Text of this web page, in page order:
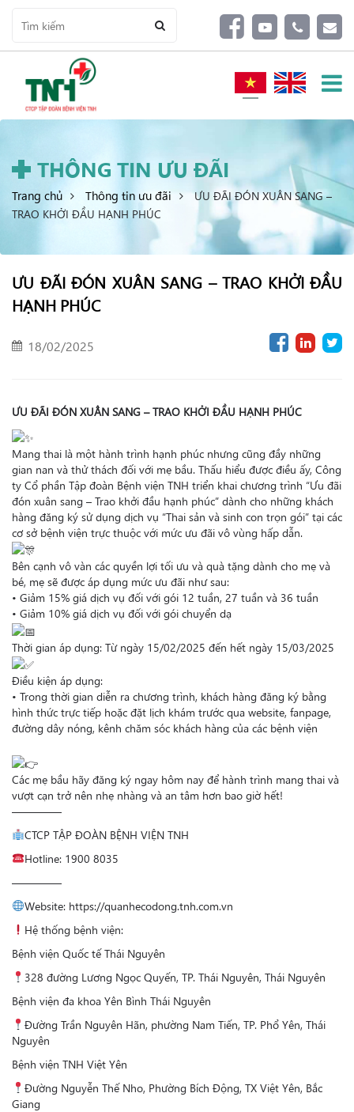
THÔNG TIN ƯU ĐÃI
Trang chủ Thông tin ưu đãi
ƯU ĐÃI ĐÓN XUÂN SANG –
TRAO KHỞI ĐẦU HẠNH PHÚC
ƯU ĐÃI ĐÓN XUÂN SANG – TRAO KHỞI ĐẦU
HẠNH PHÚC
18/02/2025
ƯU ĐÃI ĐÓN XUÂN SANG – TRAO KHỞI ĐẦU HẠNH PHÚC
Mang thai là một hành trình hạnh phúc nhưng cũng đầy những
gian nan và thử thách đối với mẹ bầu. Thấu hiểu được điều ấy, Công
ty Cổ phần Tập đoàn Bệnh viện TNH triển khai chương trình “Ưu đãi
đón xuân sang – Trao khởi đầu hạnh phúc” dành cho những khách
hàng đăng ký sử dụng dịch vụ “Thai sản và sinh con trọn gói” tại các
cơ sở bệnh viện trực thuộc với mức ưu đãi vô vùng hấp dẫn.
Bên cạnh vô vàn các quyền lợi tối ưu và quà tặng dành cho mẹ và
bé, mẹ sẽ được áp dụng mức ưu đãi như sau:
• Giảm 15% giá dịch vụ đối với gói 12 tuần, 27 tuần và 36 tuần
• Giảm 10% giá dịch vụ đối với gói chuyển dạ
Thời gian áp dụng: Từ ngày 15/02/2025 đến hết ngày 15/03/2025
Điều kiện áp dụng:
• Trong thời gian diễn ra chương trình, khách hàng đăng ký bằng
hình thức trực tiếp hoặc đặt lịch khám trước qua website, fanpage,
đường dây nóng, kênh chăm sóc khách hàng của các bệnh viện
Các mẹ bầu hãy đăng ký ngay hôm nay để hành trình mang thai và
vượt cạn trở nên nhẹ nhàng và an tâm hơn bao giờ hết!
————–
CTCP TẬP ĐOÀN BỆNH VIỆN TNH
Hotline: 1900 8035
————–
Website: https://quanhecodong.tnh.com.vn
Hệ thống bệnh viện:
Bệnh viện Quốc tế Thái Nguyên
328 đường Lương Ngọc Quyến, TP. Thái Nguyên, Thái Nguyên
Bệnh viện đa khoa Yên Bình Thái Nguyên
Đường Trần Nguyên Hãn, phường Nam Tiến, TP. Phổ Yên, Thái
Nguyên
Bệnh viện TNH Việt Yên
Đường Nguyễn Thế Nho, Phường Bích Động, TX Việt Yên, Bắc
Giang